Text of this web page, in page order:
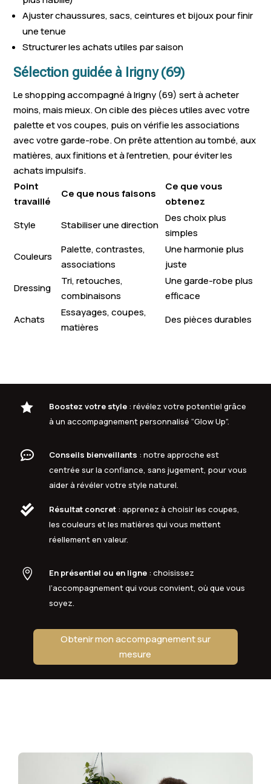
Ajuster chaussures, sacs, ceintures et bijoux pour finir
une tenue
Structurer les achats utiles par saison
Sélection guidée à Irigny (69)
Le shopping accompagné à Irigny (69) sert à acheter
moins, mais mieux. On cible des pièces utiles avec votre
palette et vos coupes, puis on vérifie les associations
avec votre garde-robe. On prête attention au tombé, aux
matières, aux finitions et à l’entretien, pour éviter les
achats impulsifs.
Point
travaillé
Ce que nous faisons
Ce que vous
obtenez
Style
Stabiliser une direction
Des choix plus
simples
Couleurs
Palette, contrastes,
associations
Une harmonie plus
juste
Dressing
Tri, retouches,
combinaisons
Une garde-robe plus
efficace
Achats
Essayages, coupes,
matières
Des pièces durables
 Boostez votre style: révélez votre potentiel grâce
à un accompagnement personnalisé “Glow Up”.
 Conseils bienveillants : notre approche est
centrée sur la confiance, sans jugement, pour vous
aider à révéler votre style naturel.
 Résultat concret: apprenez à choisir les coupes,
les couleurs et les matières qui vous mettent
réellement en valeur.
 En présentiel ou en ligne: choisissez
l’accompagnement qui vous convient, où que vous
soyez.
Obtenir mon accompagnement sur
mesure